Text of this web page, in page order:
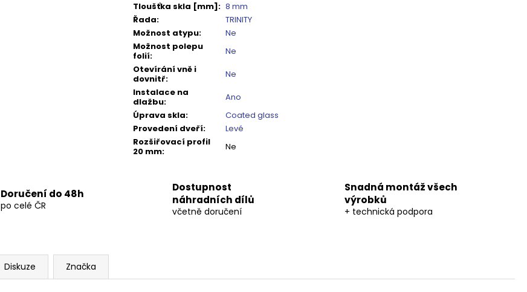
Tloušťka skla [mm]: 8 mm
Řada:
TRINITY
Možnost atypu:
Ne
Možnost polepu
folií:
Ne
Otevírání vně i
dovnitř:
Ne
Instalace na
dlažbu:
Ano
Úprava skla:
Coated glass
Provedení dveří:
Levé
Rozšiřovací profil
20 mm: Ne
Doručení do 48h
po celé ČR
Dostupnost
náhradních dílů
včetně doručení
Snadná montáž všech
výrobků
+ technická podpora
Diskuze Značka